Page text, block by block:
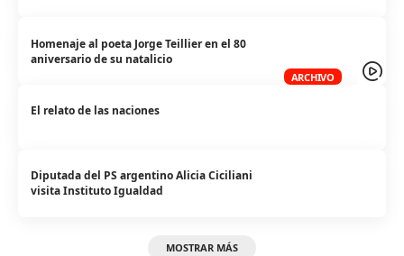
ARCHIVO
Homenaje al poeta Jorge Teillier en el 80
aniversario de su natalicio
El relato de las naciones
Diputada del PS argentino Alicia Ciciliani
visita Instituto Igualdad
MOSTRAR MÁS